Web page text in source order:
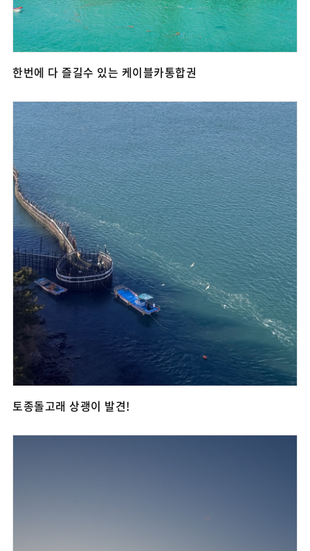
한번에 다 즐길수 있는 케이블카통합권
토종돌고래 상괭이 발견!